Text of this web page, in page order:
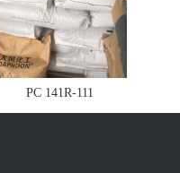
PC 141R-111